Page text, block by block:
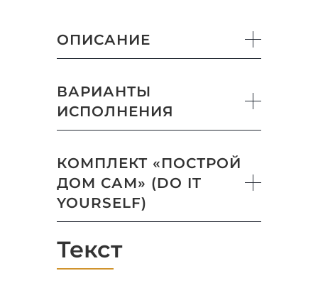
ОПИСАНИЕ
ВАРИАНТЫ
ИСПОЛНЕНИЯ
КОМПЛЕКТ «ПОСТРОЙ
ДОМ САМ» (DO IT
YOURSELF)
Текст